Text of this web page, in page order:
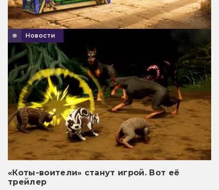
Новости
«Коты-воители» станут игрой. Вот её
трейлер